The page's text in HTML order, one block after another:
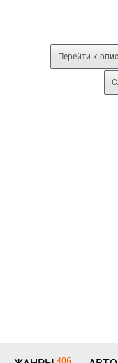
Перейти к
406